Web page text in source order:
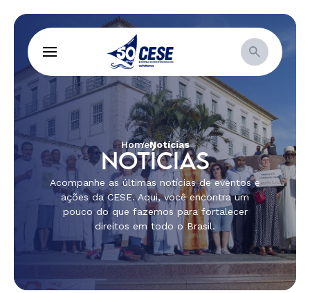
HomeNotícias
NOTÍCIAS
Acompanhe as últimas notícias de eventos e
ações da CESE. Aqui, você encontra um
pouco do que fazemos para fortalecer
direitos em todo o Brasil.